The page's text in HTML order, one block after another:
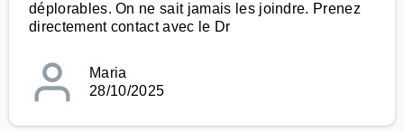
déplorables. On ne sait jamais les joindre. Prenez
directement contact avec le Dr
Maria
28/10/2025